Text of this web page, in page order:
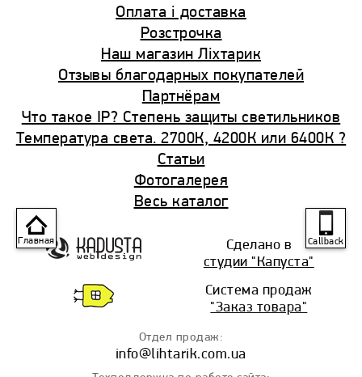
Оплата і доставка
Розстрочка
Наш магазин Ліхтарик
Отзывы благодарных покупателей
Партнёрам
Что такое IP? Cтепень защиты светильников
Температура света. 2700К, 4200К или 6400К ?
Статьи
Фотогалерея
Весь каталог
Сделано в
студии "Капуста"
Система продаж
"Заказ товара"
Отдел продаж:
info@lihtarik.com.ua
Callback
Главная